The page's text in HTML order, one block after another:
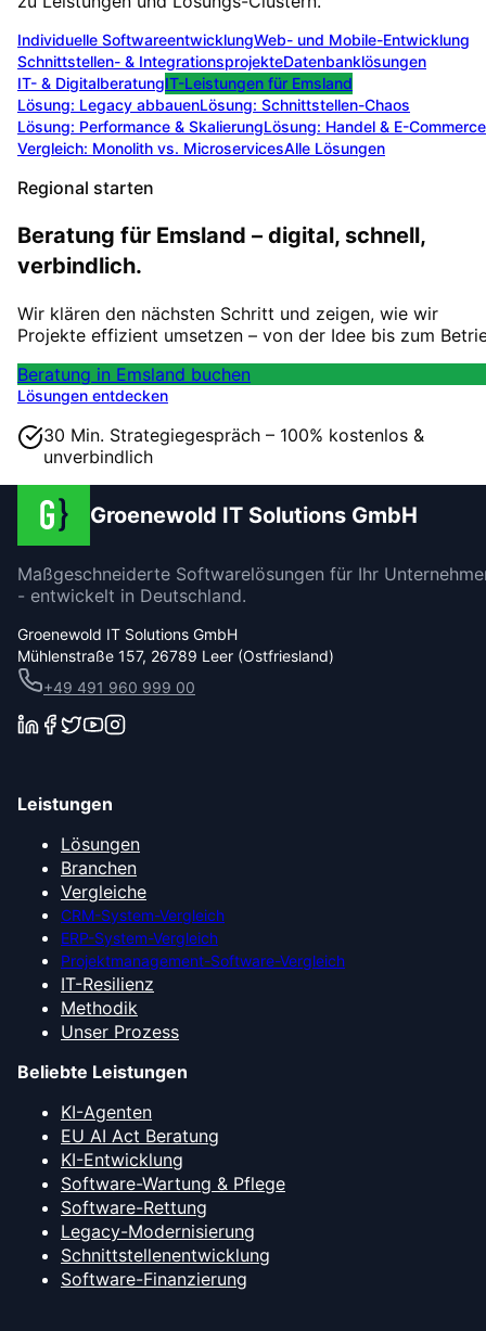
Individuelle SoftwareentwicklungWeb- und Mobile-Entwicklung
Schnittstellen- & IntegrationsprojekteDatenbanklösungen
IT- & DigitalberatungIT-Leistungen für Emsland
Lösung: Legacy abbauenLösung: Schnittstellen-Chaos
Lösung: Performance & SkalierungLösung: Handel & E-Commerce
Vergleich: Monolith vs. MicroservicesAlle Lösungen
Regional starten
Beratung für Emsland – digital, schnell,
verbindlich.
Wir klären den nächsten Schritt und zeigen, wie wir
Projekte effizient umsetzen – von der Idee bis zum
Beratung in Emsland buchen
Lösungen entdecken
30 Min. Strategiegespräch – 100% kostenlos &
unverbindlich
Groenewold IT Solutions GmbH
Maßgeschneiderte Softwarelösungen für Ihr
- entwickelt in Deutschland.
Groenewold IT Solutions GmbH
Mühlenstraße 157, 26789 Leer (Ostfriesland)
+49 491 960 999 00
Leistungen
Lösungen
Branchen
Vergleiche
CRM-System-Vergleich
ERP-System-Vergleich
Projektmanagement-Software-Vergleich
IT-Resilienz
Methodik
Unser Prozess
Beliebte Leistungen
KI-Agenten
EU AI Act Beratung
KI-Entwicklung
Software-Wartung & Pflege
Software-Rettung
Legacy-Modernisierung
Schnittstellenentwicklung
Software-Finanzierung